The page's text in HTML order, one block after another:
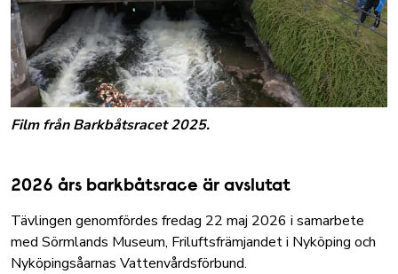
Film från Barkbåtsracet 2025.
2026 års barkbåtsrace är avslutat
Tävlingen genomfördes fredag 22 maj 2026 i samarbete
med Sörmlands Museum, Friluftsfrämjandet i Nyköping och
Nyköpingsåarnas Vattenvårdsförbund.